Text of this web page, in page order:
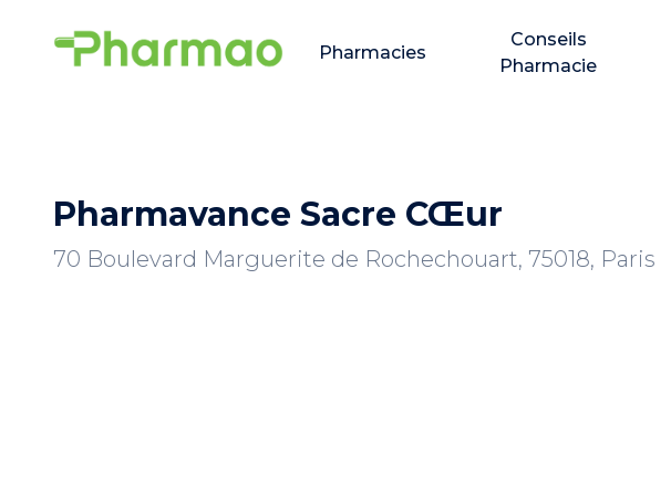
Pharmacies
Conseils
Pharmacie
Pharmavance Sacre CŒur
70 Boulevard Marguerite de Rochechouart, 75018, Paris